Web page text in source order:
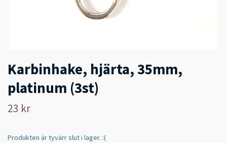
Karbinhake, hjärta, 35mm,
platinum (3st)
23 kr
Produkten är tyvärr slut i lager. :(